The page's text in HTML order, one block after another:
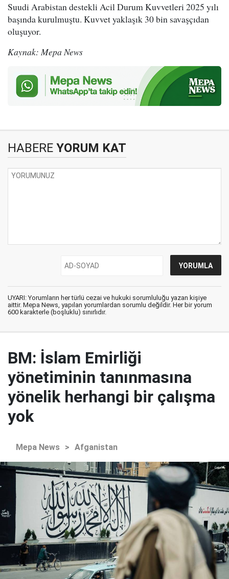
Suudi Arabistan destekli Acil Durum Kuvvetleri 2025 yılı
başında kurulmuştu. Kuvvet yaklaşık 30 bin savaşçıdan
oluşuyor.
Kaynak: Mepa News
HABERE YORUM KAT
UYARI: Yorumların her türlü cezai ve hukuki sorumluluğu yazan kişiye
aittir. Mepa News, yapılan yorumlardan sorumlu değildir. Her bir yorum
600 karakterle (boşluklu) sınırlıdır.
BM: İslam Emirliği
yönetiminin tanınmasına
yönelik herhangi bir çalışma
yok
Mepa News > Afganistan